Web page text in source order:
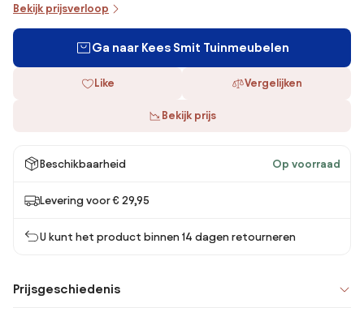
Bekijk prijsverloop
Ga naar Kees Smit Tuinmeubelen
Like Vergelijken
Bekijk prijs
Beschikbaarheid Op voorraad
Levering voor € 29,95
U kunt het product binnen 14 dagen retourneren
Prijsgeschiedenis